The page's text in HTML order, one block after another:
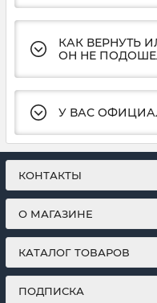
КАК ВЕРНУТЬ
ОН НЕ
У ВАС
КОНТАКТЫ
О МАГАЗИНЕ
КАТАЛОГ ТОВАРОВ
ПОДПИСКА